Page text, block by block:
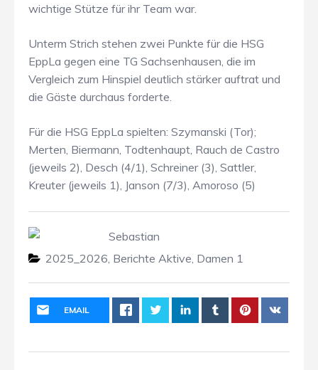
wichtige Stütze für ihr Team war.
Unterm Strich stehen zwei Punkte für die HSG
EppLa gegen eine TG Sachsenhausen, die im
Vergleich zum Hinspiel deutlich stärker auftrat und
die Gäste durchaus forderte.
Für die HSG EppLa spielten: Szymanski (Tor);
Merten, Biermann, Todtenhaupt, Rauch de Castro
(jeweils 2), Desch (4/1), Schreiner (3), Sattler,
Kreuter (jeweils 1), Janson (7/3), Amoroso (5)
Sebastian
2025_2026 Berichte Aktive Damen 1
EMAIL